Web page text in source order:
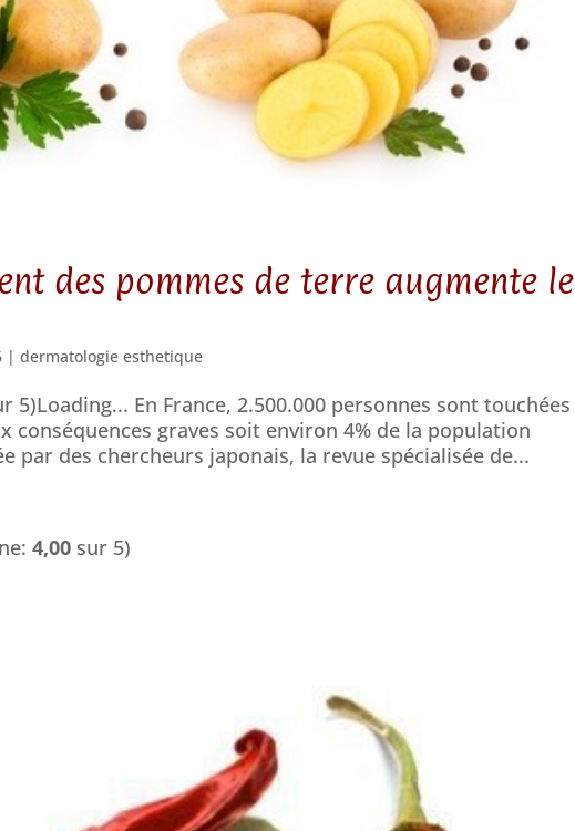
des pommes de terre augmente le
|dermatologie esthetique
5)Loading... En France, 2.500.000 personnes sont touchées
conséquences graves soit environ 4% de la population
par des chercheurs japonais, la revue spécialisée de...
4,00 sur 5)